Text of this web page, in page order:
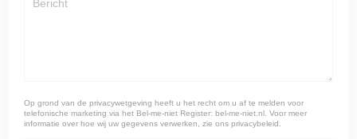
Op grond van de privacywetgeving heeft u het recht om u af te melden voor
telefonische marketing via het Bel-me-niet Register: bel-me-niet.nl . Voor meer
informatie over hoe wij uw gegevens verwerken, zie ons privacybeleid